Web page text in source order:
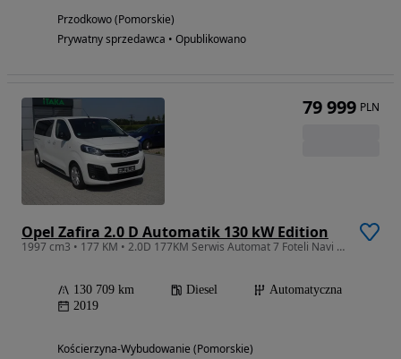
Przodkowo (Pomorskie)
Prywatny sprzedawca • Opublikowano
Opel Zafira 2.0 D Automatik 130 kW Edition
1997 cm3 • 177 KM • 2.0D 177KM Serwis Automat 7 Foteli Navi Alu Skóra Opłacony
130 709 km Diesel
Automatyczna
2019
Kościerzyna-Wybudowanie (Pomorskie)
79 999 PLN